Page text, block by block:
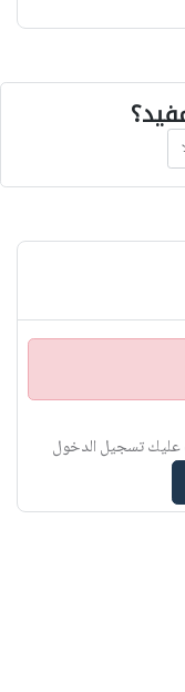
عليك تسجيل الدخول